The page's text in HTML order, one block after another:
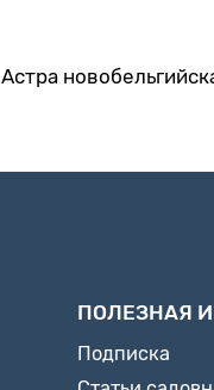
Астра
ПОЛЕЗНАЯ
Подписка